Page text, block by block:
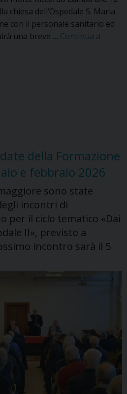
chiesa dell’Ospedale S. Maria
con il personale sanitario ed
una breve … Continua a
della Formazione
e febbraio 2026
sono state
incontri di
per il ciclo tematico «Dai
II», previsto a
incontro sarà il 5